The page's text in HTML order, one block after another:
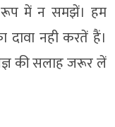
में न समझें। हम
नही करतें हैं।
की सलाह जरूर लें